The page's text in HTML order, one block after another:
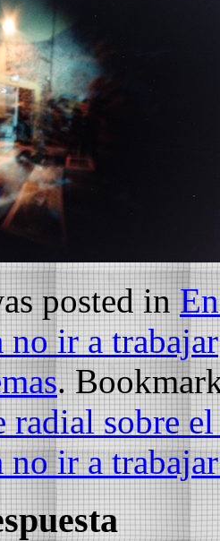
posted in
no ir a trabajar
.
sobre
no ir a